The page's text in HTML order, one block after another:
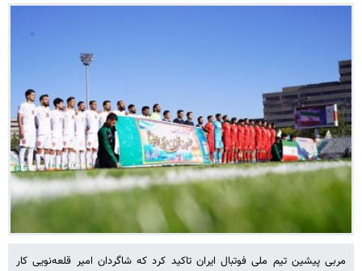
مربی پیشین تیم ملی فوتبال ایران تاکید کرد که شاگردان امیر قلعه‌نویی کار